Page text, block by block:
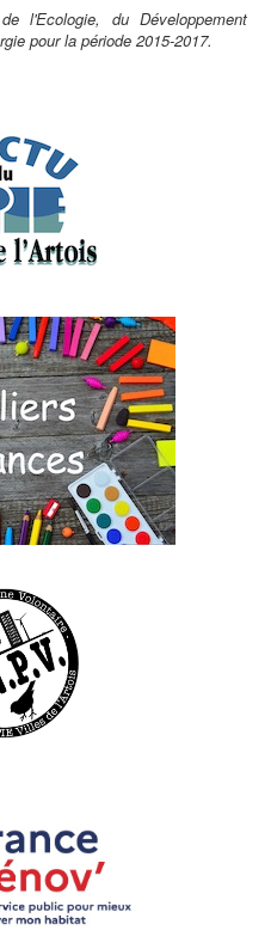
l'Ecologie, du Développement
pour la période 2015-2017.